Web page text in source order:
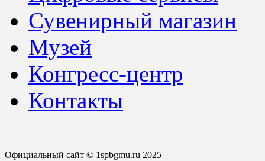
Сувенирный магазин
Музей
Конгресс-центр
Контакты
Официальный сайт © 1spbgmu.ru 2025